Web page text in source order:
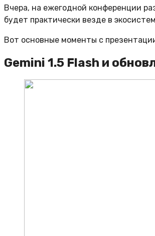
Вчера, на ежегодной конференции
будет практически везде в
Вот основные моменты с
Gemini 1.5 Flash и